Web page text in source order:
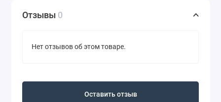
Отзывы 0
Нет отзывов об этом товаре.
Оставить отзыв